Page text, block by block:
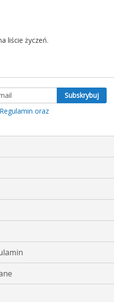
liście życzeń.
Subskrybuj
Regulamin oraz